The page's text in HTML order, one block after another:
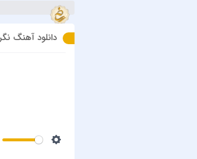
دانلود آهنگ